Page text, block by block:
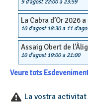
9 d'agost 22:00a 23:59
La Cabra d’Or 2026
10 d'agost 18:30a 11
Assaig Obert de
10 d'agost 19:00a 21:00
Veure tots
La vostra